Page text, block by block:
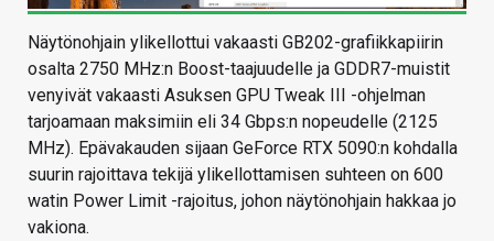
Näytönohjain ylikellottui vakaasti GB202-grafiikkapiirin
osalta 2750 MHz:n Boost-taajuudelle ja GDDR7-muistit
venyivät vakaasti Asuksen GPU Tweak III -ohjelman
tarjoamaan maksimiin eli 34 Gbps:n nopeudelle (2125
MHz). Epävakauden sijaan GeForce RTX 5090:n kohdalla
suurin rajoittava tekijä ylikellottamisen suhteen on 600
watin Power Limit -rajoitus, johon näytönohjain hakkaa jo
vakiona.